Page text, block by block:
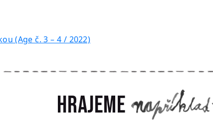
(Age č. 3 – 4 / 2022)
Hrajeme